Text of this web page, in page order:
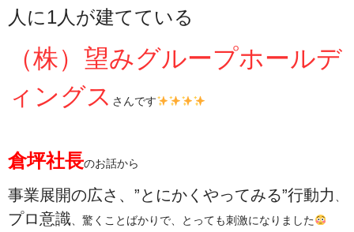
人に1人が建てている
（株）望みグループホールデ
ィングス さんです
倉坪社長のお話から
事業展開の広さ 、 ”とにかくやってみる”行動力
プロ意識 、驚くことばかりで、とっても刺激になりました